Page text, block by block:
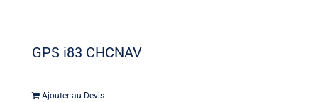
GPS i83 CHCNAV
Ajouter au Devis